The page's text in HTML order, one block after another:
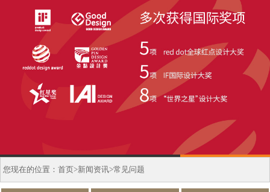
您现在的位置：首页>新闻资讯>常见问题